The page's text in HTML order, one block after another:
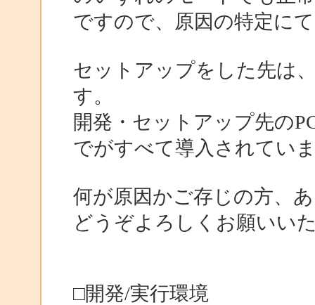
ですので、原因の特定に
セットアップをした先は
す。
開発・セットアップ先の
でがすべて導入されてい
何が原因かご存じの方、
どうぞよろしくお願いい
□開発/実行環境